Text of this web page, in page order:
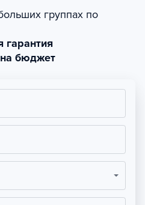
группах по
гарантия
на бюджет